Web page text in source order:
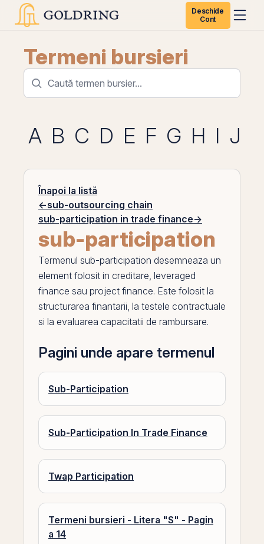
Deschide
Cont
Termeni bursieri
A B C D E F G H I J
Înapoi la listă
←sub-outsourcing chain
sub-participation in trade finance→
sub-participation
Termenul sub-participation desemneaza un
element folosit in creditare, leveraged
finance sau project finance. Este folosit la
structurarea finantarii, la testele contractuale
si la evaluarea capacitatii de rambursare.
Pagini unde apare termenul
Sub-Participation
Sub-Participation In Trade Finance
Twap Participation
Termeni bursieri - Litera "S" - Pagin
a 14